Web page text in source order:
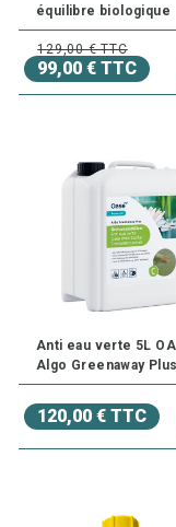
équilibre biologique
129,00 € TTC
99,00 € TTC
Anti eau verte 5L
Algo Greenaway Plus
120,00 € TTC